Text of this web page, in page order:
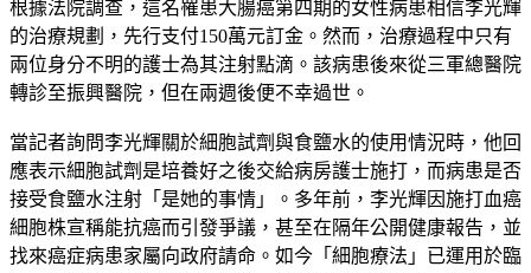
根據法院調查，這名罹患大腸癌第四期的女性病患相信李光輝
的治療規劃，先行支付150萬元訂金。然而，治療過程中只有
兩位身分不明的護士為其注射點滴。該病患後來從三軍總醫院
當記者詢問李光輝關於細胞試劑與食鹽水的使用情況時，他回
應表示細胞試劑是培養好之後交給病房護士施打，而病患是否
接受食鹽水注射「是她的事情」。多年前，李光輝因施打血癌
細胞株宣稱能抗癌而引發爭議，甚至在隔年公開健康報告，並